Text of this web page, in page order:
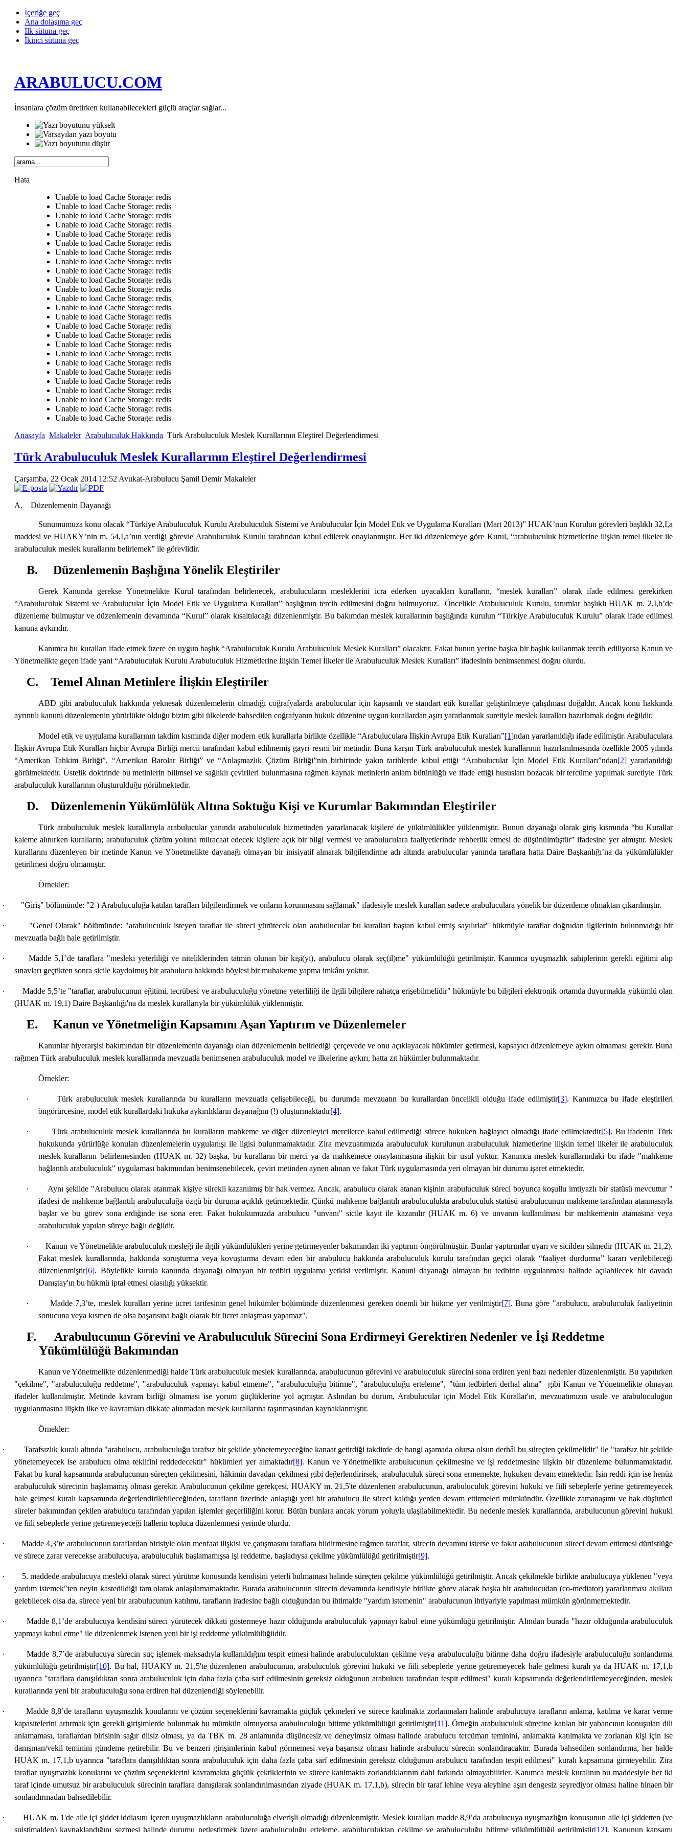
İçeriğe geç
Ana dolaşıma geç
İlk sütuna geç
İkinci sütuna geç
ARABULUCU.COM
İnsanlara çözüm üretirken kullanabilecekleri güçlü araçlar sağlar...
Hata
Unable to load Cache Storage: redis
Unable to load Cache Storage: redis
Unable to load Cache Storage: redis
Unable to load Cache Storage: redis
Unable to load Cache Storage: redis
Unable to load Cache Storage: redis
Unable to load Cache Storage: redis
Unable to load Cache Storage: redis
Unable to load Cache Storage: redis
Unable to load Cache Storage: redis
Unable to load Cache Storage: redis
Unable to load Cache Storage: redis
Unable to load Cache Storage: redis
Unable to load Cache Storage: redis
Unable to load Cache Storage: redis
Unable to load Cache Storage: redis
Unable to load Cache Storage: redis
Unable to load Cache Storage: redis
Unable to load Cache Storage: redis
Unable to load Cache Storage: redis
Unable to load Cache Storage: redis
Unable to load Cache Storage: redis
Unable to load Cache Storage: redis
Unable to load Cache Storage: redis
Unable to load Cache Storage: redis
Anasayfa Makaleler Arabuluculuk Hakkında Türk Arabuluculuk Meslek Kurallarının Eleştirel Değerlendirmesi
Türk Arabuluculuk Meslek Kurallarının Eleştirel Değerlendirmesi
Çarşamba, 22 Ocak 2014 12:52 Avukat-Arabulucu Şamil DemirMakaleler
A. Düzenlemenin Dayanağı
Sunumumuza konu olacak “Türkiye Arabuluculuk Kurulu Arabuluculuk Sistemi ve Arabulucular İçin Model Etik ve Uygulama Kuralları (Mart 2013)” HUAK’nun Kurulun görevleri başlıklı 32,I,a
maddesi ve HUAKY’nin m. 54,I,a’nın verdiği görevle Arabuluculuk Kurulu tarafından kabul edilerek onaylanmıştır. Her iki düzenlemeye göre Kurul, “arabuluculuk hizmetlerine ilişkin temel ilkeler ile
arabuluculuk meslek kurallarını belirlemek” ile görevlidir.
B. Düzenlemenin Başlığına Yönelik Eleştiriler
Gerek Kanunda gerekse Yönetmelikte Kurul tarafından belirlenecek, arabulucuların mesleklerini icra ederken uyacakları kuralların, “meslek kuralları” olarak ifade edilmesi gerekirken
“Arabuluculuk Sistemi ve Arabulucular İçin Model Etik ve Uygulama Kuralları” başlığının tercih edilmesini doğru bulmuyoruz. Öncelikle Arabuluculuk Kurulu, tanımlar başlıklı HUAK m. 2,I,b’de
düzenleme bulmuştur ve düzenlemenin devamında “Kurul” olarak kısaltılacağı düzenlenmiştir. Bu bakımdan meslek kurallarının başlığında kurulun “Türkiye Arabuluculuk Kurulu” olarak ifade edilmesi
kanuna aykırıdır.
Kanımca bu kuralları ifade etmek üzere en uygun başlık “Arabuluculuk Kurulu Arabuluculuk Meslek Kuralları” olacaktır. Fakat bunun yerine başka bir başlık kullanmak tercih ediliyorsa Kanun ve
Yönetmelikte geçen ifade yani “Arabuluculuk Kurulu Arabuluculuk Hizmetlerine İlişkin Temel İlkeler ile Arabuluculuk Meslek Kuralları” ifadesinin benimsenmesi doğru olurdu.
C. Temel Alınan Metinlere İlişkin Eleştiriler
ABD gibi arabuluculuk hakkında yeknesak düzenlemelerin olmadığı coğrafyalarda arabulucular için kapsamlı ve standart etik kurallar geliştirilmeye çalışılması doğaldır. Ancak konu hakkında
ayrıntılı kanuni düzenlemenin yürürlükte olduğu bizim gibi ülkelerde bahsedilen coğrafyanın hukuk düzenine uygun kurallardan aşırı yararlanmak suretiyle meslek kuralları hazırlamak doğru değildir.
Model etik ve uygulama kurallarının takdim kısmında diğer modern etik kurallarla birlikte özellikle “Arabuluculara İlişkin Avrupa Etik Kuralları”[1]ndan yararlanıldığı ifade edilmiştir. Arabuluculara
İlişkin Avrupa Etik Kuralları hiçbir Avrupa Birliği mercii tarafından kabul edilmemiş gayri resmi bir metindir. Buna karşın Türk arabuluculuk meslek kurallarının hazırlanılmasında özellikle 2005 yılında
“Amerikan Tahkim Birliği”, “Amerikan Barolar Birliği” ve “Anlaşmazlık Çözüm Birliği”nin birbirinde yakın tarihlerde kabul ettiği “Arabulucular İçin Model Etik Kuralları”ndan[2]yararlanıldığı
görülmektedir. Üstelik doktrinde bu metinlerin bilimsel ve sağlıklı çevirileri bulunmasına rağmen kaynak metinlerin anlam bütünlüğü ve ifade ettiği hususları bozacak bir tercüme yapılmak suretiyle Türk
arabuluculuk kurallarının oluşturulduğu görülmektedir.
D. Düzenlemenin Yükümlülük Altına Soktuğu Kişi ve Kurumlar Bakımından Eleştiriler
Türk arabuluculuk meslek kurallarıyla arabulucular yanında arabuluculuk hizmetinden yararlanacak kişilere de yükümlülükler yüklenmiştir. Bunun dayanağı olarak giriş kısmında “bu Kurallar
kaleme alınırken kuralların; arabuluculuk çözüm yoluna müracaat edecek kişilere açık bir bilgi vermesi ve arabuluculara faaliyetlerinde rehberlik etmesi de düşünülmüştür” ifadesine yer almıştır. Meslek
kurallarını düzenleyen bir metinde Kanun ve Yönetmelikte dayanağı olmayan bir inisiyatif alınarak bilgilendirme adı altında arabulucular yanında taraflara hatta Daire Başkanlığı’na da yükümlülükler
getirilmesi doğru olmamıştır.
Örnekler:
· "Giriş" bölümünde: "2-) Arabuluculuğa katılan tarafları bilgilendirmek ve onların korunmasını sağlamak" ifadesiyle meslek kuralları sadece arabuluculara yönelik bir düzenleme olmaktan çıkarılmıştır.
· "Genel Olarak" bölümünde: "arabuluculuk isteyen taraflar ile süreci yürütecek olan arabulucular bu kuralları baştan kabul etmiş sayılırlar" hükmüyle taraflar doğrudan ilgilerinin bulunmadığı bir
mevzuatla bağlı hale getirilmiştir.
· Madde 5,1’de taraflara "mesleki yeterliliği ve niteliklerinden tatmin olunan bir kişi(yi), arabulucu olarak seç(il)me" yükümlülüğü getirilmiştir. Kanımca uyuşmazlık sahiplerinin gerekli eğitimi alıp
sınavları geçtikten sonra sicile kaydolmuş bir arabulucu hakkında böylesi bir muhakeme yapma imkânı yoktur.
· Madde 5,5’te "taraflar, arabulucunun eğitimi, tecrübesi ve arabuluculuğu yönetme yeterliliği ile ilgili bilgilere rahatça erişebilmelidir" hükmüyle bu bilgileri elektronik ortamda duyurmakla yükümlü olan
(HUAK m. 19,1) Daire Başkanlığı'na da meslek kurallarıyla bir yükümlülük yüklenmiştir.
E. Kanun ve Yönetmeliğin Kapsamını Aşan Yaptırım ve Düzenlemeler
Kanunlar hiyerarşisi bakımından bir düzenlemenin dayanağı olan düzenlemenin belirlediği çerçevede ve onu açıklayacak hükümler getirmesi, kapsayıcı düzenlemeye aykırı olmaması gerekir. Buna
rağmen Türk arabuluculuk meslek kurallarında mevzuatla benimsenen arabuluculuk model ve ilkelerine aykırı, hatta zıt hükümler bulunmaktadır.
Örnekler:
· Türk arabuluculuk meslek kurallarında bu kuralların mevzuatla çelişebileceği, bu durumda mevzuatın bu kurallardan öncelikli olduğu ifade edilmiştir[3]. Kanımızca bu ifade eleştirileri
öngörürcesine, model etik kurallardaki hukuka aykırılıkların dayanağını (!) oluşturmaktadır[4].
· Türk arabuluculuk meslek kurallarında bu kuralların mahkeme ve diğer düzenleyici mercilerce kabul edilmediği sürece hukuken bağlayıcı olmadığı ifade edilmektedir[5]. Bu ifadenin Türk
hukukunda yürürlüğe konulan düzenlemelerin uygulanışı ile ilgisi bulunmamaktadır. Zira mevzuatımızda arabuluculuk kurulunun arabuluculuk hizmetlerine ilişkin temel ilkeler ile arabuluculuk
meslek kurallarını belirlemesinden (HUAK m. 32) başka, bu kuralların bir merci ya da mahkemece onaylanmasına ilişkin bir usul yoktur. Kanımca meslek kurallarındaki bu ifade "mahkeme
bağlantılı arabuluculuk" uygulaması bakımından benimsenebilecek, çeviri metinden aynen alınan ve fakat Türk uygulamasında yeri olmayan bir durumu işaret etmektedir.
· Aynı şekilde "Arabulucu olarak atanmak kişiye sürekli kazanılmış bir hak vermez. Ancak, arabulucu olarak atanan kişinin arabuluculuk süreci boyunca koşullu imtiyazlı bir statüsü mevcuttur "
ifadesi de mahkeme bağlantılı arabuluculuğa özgü bir duruma açıklık getirmektedir. Çünkü mahkeme bağlantılı arabuluculukta arabuluculuk statüsü arabulucunun mahkeme tarafından atanmasıyla
başlar ve bu görev sona erdiğinde ise sona erer. Fakat hukukumuzda arabulucu "unvanı" sicile kayıt ile kazanılır (HUAK m. 6) ve unvanın kullanılması bir mahkemenin atamasına veya
arabuluculuk yapılan süreye bağlı değildir.
· Kanun ve Yönetmelikte arabuluculuk mesleği ile ilgili yükümlülükleri yerine getirmeyenler bakımından iki yaptırım öngörülmüştür. Bunlar yaptırımlar uyarı ve sicilden silmedir (HUAK m. 21,2).
Fakat meslek kurallarında, hakkında soruşturma veya kovuşturma devam eden bir arabulucu hakkında arabuluculuk kurulu tarafından geçici olarak “faaliyet durdurma” kararı verilebileceği
düzenlenmiştir[6]. Böylelikle kurula kanunda dayanağı olmayan bir tedbiri uygulama yetkisi verilmiştir. Kanuni dayanağı olmayan bu tedbirin uygulanması halinde açılabilecek bir davada
Danıştay'ın bu hükmü iptal etmesi olasılığı yüksektir.
· Madde 7,3’te, meslek kuralları yerine ücret tarifesinin genel hükümler bölümünde düzenlenmesi gereken önemli bir hükme yer verilmiştir[7]. Buna göre "arabulucu, arabuluculuk faaliyetinin
sonucuna veya kısmen de olsa başarısına bağlı olarak bir ücret anlaşması yapamaz".
F. Arabulucunun Görevini ve Arabuluculuk Sürecini Sona Erdirmeyi Gerektiren Nedenler ve İşi Reddetme
Yükümlülüğü Bakımından
Kanun ve Yönetmelikte düzenlenmediği halde Türk arabuluculuk meslek kurallarında, arabulucunun görevini ve arabuluculuk sürecini sona erdiren yeni bazı nedenler düzenlenmiştir. Bu yapılırken
"çekilme", "arabuluculuğu reddetme", "arabuluculuk yapmayı kabul etmeme", "arabuluculuğu bitirme", "arabuluculuğu erteleme", "tüm tedbirleri derhal alma" gibi Kanun ve Yönetmelikte olmayan
ifadeler kullanılmıştır. Metinde kavram birliği olmaması ise yorum güçlüklerine yol açmıştır. Aslından bu durum, Arabulucular için Model Etik Kurallar'ın, mevzuatımızın usule ve arabuluculuğun
uygulanmasına ilişkin ilke ve kavramları dikkate alınmadan meslek kurallarına taşınmasından kaynaklanmıştır.
Örnekler:
· Tarafsızlık kuralı altında "arabulucu, arabuluculuğu tarafsız bir şekilde yönetemeyeceğine kanaat getirdiği takdirde de hangi aşamada olursa olsun derhâl bu süreçten çekilmelidir" ile "tarafsız bir şekilde
yönetemeyecek ise arabulucu olma teklifini reddedecektir" hükümleri yer almaktadır[8]. Kanun ve Yönetmelikte arabulucunun çekilmesine ve işi reddetmesine ilişkin bir düzenleme bulunmamaktadır.
Fakat bu kural kapsamında arabulucunun süreçten çekilmesini, hâkimin davadan çekilmesi gibi değerlendirirsek, arabuluculuk süreci sona ermemekte, hukuken devam etmektedir. İşin reddi için ise henüz
arabuluculuk sürecinin başlamamış olması gerekir. Arabulucunun çekilme gerekçesi, HUAKY m. 21,5'te düzenlenen arabulucunun, arabuluculuk görevini hukuki ve fiili sebeplerle yerine getiremeyecek
hale gelmesi kuralı kapsamında değerlendirilebileceğinden, tarafların üzerinde anlaştığı yeni bir arabulucu ile süreci kaldığı yerden devam ettirmeleri mümkündür. Özellikle zamanaşımı ve hak düşürücü
süreler bakımından çekilen arabulucu tarafından yapılan işlemler geçerliliğini korur. Bütün bunlara ancak yorum yoluyla ulaşılabilmektedir. Bu nedenle meslek kurallarında, arabulucunun görevini hukuki
ve fiili sebeplerle yerine getiremeyeceği hallerin topluca düzenlenmesi yerinde olurdu.
· Madde 4,3’te arabulucunun taraflardan birisiyle olan menfaat ilişkisi ve çatışmasını taraflara bildirmesine rağmen taraflar, sürecin devamını isterse ve fakat arabulucunun süreci devam ettirmesi dürüstlüğe
ve sürece zarar verecekse arabulucuya, arabuluculuk başlamamışsa işi reddetme, başladıysa çekilme yükümlülüğü getirilmiştir[9].
· 5. maddede arabulucuya mesleki olarak süreci yürütme konusunda kendisini yeterli bulmaması halinde süreçten çekilme yükümlülüğü getirilmiştir. Ancak çekilmekle birlikte arabulucuya yüklenen "veya
yardım istemek"ten neyin kastedildiği tam olarak anlaşılamamaktadır. Burada arabulucunun sürecin devamında kendisiyle birlikte görev alacak başka bir arabulucudan (co-mediator) yararlanması akıllara
gelebilecek olsa da, sürece yeni bir arabulucunun katılımı, tarafların iradesine bağlı olduğundan bu ihtimalde "yardım istemenin" arabulucunun ihtiyariyle yapılması mümkün görünmemektedir.
· Madde 8,1’de arabulucuya kendisini süreci yürütecek dikkati göstermeye hazır olduğunda arabuluculuk yapmayı kabul etme yükümlüğü getirilmiştir. Alından burada "hazır olduğunda arabuluculuk
yapmayı kabul etme" ile düzenlenmek istenen yeni bir işi reddetme yükümlülüğüdür.
· Madde 8,7’de arabulucuya sürecin suç işlemek maksadıyla kullanıldığını tespit etmesi halinde arabuluculuktan çekilme veya arabuluculuğu bitirme daha doğru ifadesiyle arabuluculuğu sonlandırma
yükümlülüğü getirilmiştir[10]. Bu hal, HUAKY m. 21,5'te düzenlenen arabulucunun, arabuluculuk görevini hukuki ve fiili sebeplerle yerine getiremeyecek hale gelmesi kuralı ya da HUAK m. 17,1,b
uyarınca "taraflara danışıldıktan sonra arabuluculuk için daha fazla çaba sarf edilmesinin gereksiz olduğunun arabulucu tarafından tespit edilmesi" kuralı kapsamında değerlendirilemeyeceğinden, meslek
kurallarında yeni bir arabuluculuğu sona erdiren hal düzenlendiği söylenebilir.
· Madde 8,8’de tarafların uyuşmazlık konularını ve çözüm seçeneklerini kavramakta güçlük çekmeleri ve sürece katılmakta zorlanmaları halinde arabulucuya tarafların anlama, katılma ve karar verme
kapasitelerini artırmak için gerekli girişimlerde bulunmak bu mümkün olmuyorsa arabuluculuğu bitirme yükümlülüğü getirilmiştir[11]. Örneğin arabuluculuk sürecine katılan bir yabancının konuşulan dili
anlamaması, taraflardan birisinin sağır dilsiz olması, ya da TBK m. 28 anlamında düşüncesiz ve deneyimsiz olması halinde arabulucu tercüman teminini, anlamakta katılmakta ve zorlanan kişi için ise
danışman/vekil teminini gündeme getirebilir. Bu ve benzeri girişimlerinin kabul görmemesi veya başarısız olması halinde arabulucu sürecin sonlandıracaktır. Burada bahsedilen sonlandırma, her halde
HUAK m. 17,1,b uyarınca "taraflara danışıldıktan sonra arabuluculuk için daha fazla çaba sarf edilmesinin gereksiz olduğunun arabulucu tarafından tespit edilmesi" kuralı kapsamına girmeyebilir. Zira
taraflar uyuşmazlık konularını ve çözüm seçeneklerini kavramakta güçlük çektiklerinin ve sürece katılmakta zorlandıklarının dahi farkında olmayabilirler. Kanımca meslek kuralının bu maddesiyle her iki
taraf içinde umutsuz bir arabuluculuk sürecinin taraflara danışılarak sonlandırılmasından ziyade (HUAK m. 17,1,b), sürecin bir taraf lehine veya aleyhine aşırı dengesiz seyrediyor olması haline binaen bir
sonlandırmadan bahsedilebilir.
· HUAK m. 1'de aile içi şiddet iddiasını içeren uyuşmazlıkların arabuluculuğa elverişli olmadığı düzenlenmiştir. Meslek kuralları madde 8,9’da arabulucuya uyuşmazlığın konusunun aile içi şiddetten (ve
suistimalden) kaynaklandığını sezmesi halinde durumu netleştirmek üzere arabuluculuğu erteleme, arabuluculuktan çekilme ve arabuluculuğu bitirme yükümlülüğü getirilmiştir[12]. Kanunun kapsamı